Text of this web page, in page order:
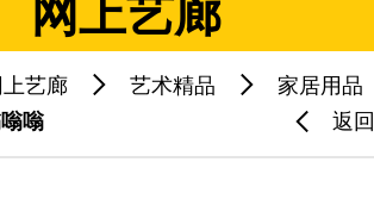
网上艺廊
艺廊 艺术精品
家居用品
嗡
返回